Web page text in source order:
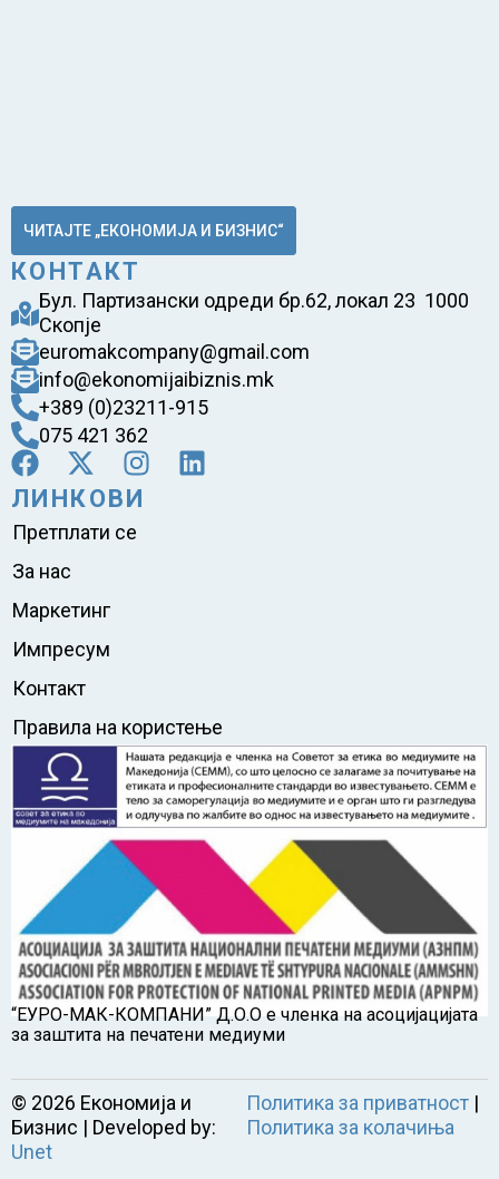
ЧИТАЈТЕ „ЕКОНОМИЈА И БИЗНИС“
КОНТАКТ
Бул. Партизански одреди бр.62, локал 23 1000
Скопје
euromakcompany@gmail.com
info@ekonomijaibiznis.mk
+389 (0)23211-915
075 421 362
ЛИНКОВИ
Претплати се
За нас
Маркетинг
Импресум
Контакт
Правила на користење
“ЕУРО-МАК-КОМПАНИ” Д.О.О е членка на асоцијацијата
за заштита на печатени медиуми
© 2026 Економија и
Бизнис | Developed by:
Unet
Политика за приватност|
Политика за колачиња